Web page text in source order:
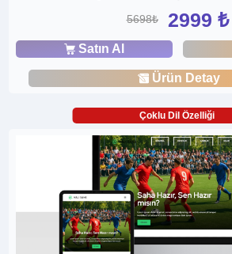
5698₺ 2999 ₺
Satın Al
Ürün Detay
Çoklu Dil Özelliği